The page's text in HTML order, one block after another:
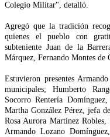
Colegio Militar", detalló.
Agregó que la tradición
quienes el pueblo con
subteniente Juan de la
Márquez, Fernando Montes de
Estuvieron presentes
municipales; Humberto
Socorro Rentería
Martha González Pérez, jefa
Rosa Aurora Martínez
Armando Lozano